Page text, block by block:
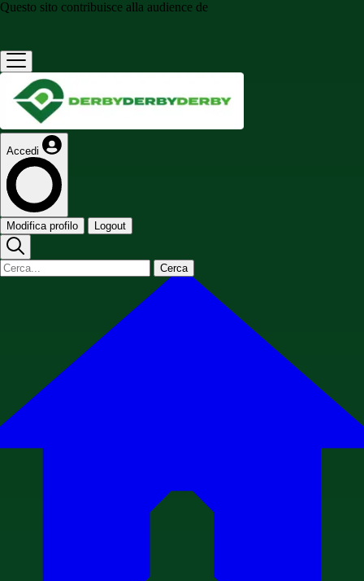
Questo sito contribuisce alla audience de
Accedi
Modifica profilo Logout
Cerca